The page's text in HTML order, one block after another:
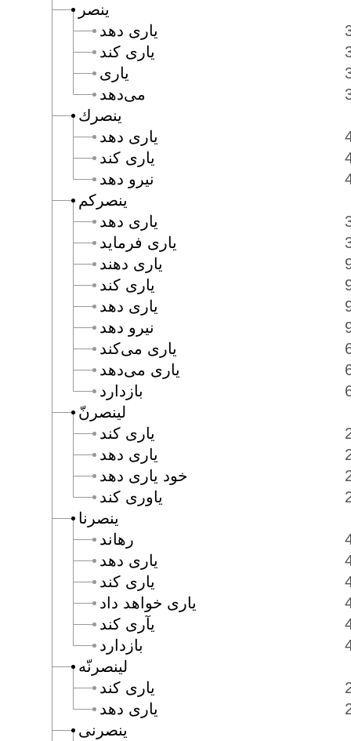
ينصر
ينصرك
ينصركم
لينصرنّ
ينصرنا
لينصرنّه
ينصرنى
يارى دهد
يارى كند
يارى
مى‌دهد
يارى دهد
يارى كند
نيرو دهد
يارى دهد
يارى فرمايد
يارى دهند
يارى كند
يارى دهد
نيرو دهد
يارى مى‌كند
يارى مى‌دهد
بازدارد
يارى كند
يارى دهد
خود يارى دهد
ياورى كند
رهاند
يارى دهد
يارى كند
يارى خواهد داد
يآرى كند
بازدارد
يارى كند
يارى دهد